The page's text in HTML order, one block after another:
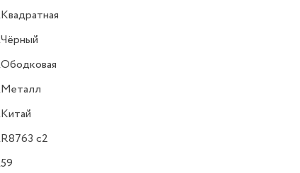
Квадратная
Чёрный
Ободковая
Металл
Китай
R8763 c2
59